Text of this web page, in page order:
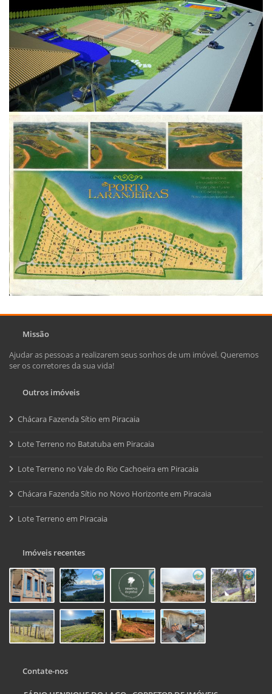
Missão
Ajudar as pessoas a realizarem seus sonhos de um imóvel. Queremos
ser os corretores da sua vida!
Outros imóveis
Chácara Fazenda Sítio em Piracaia
Lote Terreno no Batatuba em Piracaia
Lote Terreno no Vale do Rio Cachoeira em Piracaia
Chácara Fazenda Sítio no Novo Horizonte em Piracaia
Lote Terreno em Piracaia
Imóveis recentes
Contate-nos